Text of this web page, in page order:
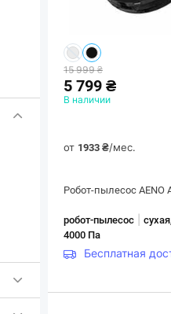
15 999 ₴
5 799 ₴
В наличии
от 1933 ₴/мес.
Робот-пылесос AENO
робот-пылесос
4000 Па
Бесплатная